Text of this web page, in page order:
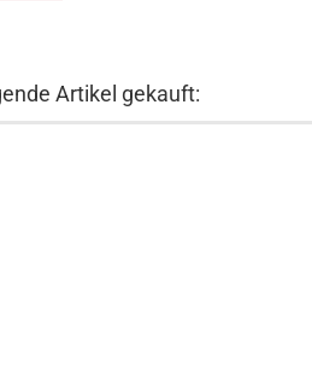
Artikel gekauft: